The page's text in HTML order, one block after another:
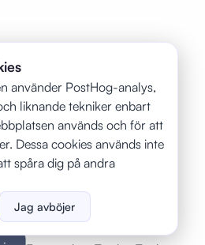
använder PostHog-analys,
liknande tekniker enbart
används och för att
Dessa cookies används inte
spåra dig på andra
Jag avböjer